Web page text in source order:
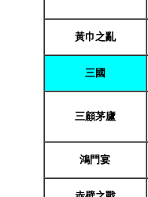
黃巾之亂
三國
三顧茅廬
鴻門宴